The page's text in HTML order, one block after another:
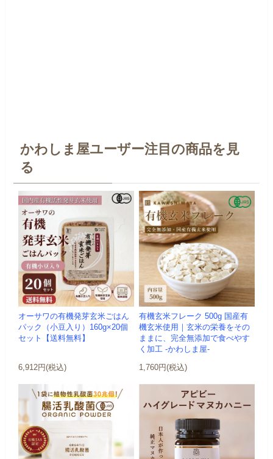
かわしま屋ユーザー注目の商品を見
る
オーサワの有機発芽玄米ごはん
パック（小豆入り）160g×20個
セット【送料無料】
6,912円(税込)
有機玄米フレーク 500g 国産有
機玄米使用｜玄米の栄養をその
ままに、完全無添加で食べやす
く加工 -かわしま屋-
1,760円(税込)